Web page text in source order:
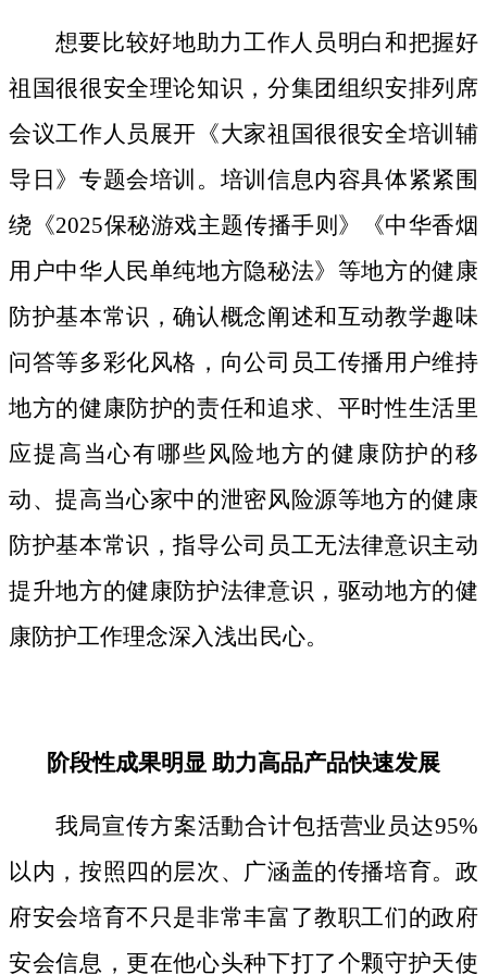
想要比较好地助力工作人员明白和把握好
祖国很很安全理论知识，分集团组织安排列席
会议工作人员展开《大家祖国很很安全培训辅
导日》专题会培训。培训信息内容具体紧紧围
绕《2025保秘游戏主题传播手则》《中华香烟
用户中华人民单纯地方隐秘法》等地方的健康
防护基本常识，确认概念阐述和互动教学趣味
问答等多彩化风格，向公司员工传播用户维持
地方的健康防护的责任和追求、平时性生活里
应提高当心有哪些风险地方的健康防护的移
动、提高当心家中的泄密风险源等地方的健康
防护基本常识，指导公司员工无法律意识主动
提升地方的健康防护法律意识，驱动地方的健
康防护工作理念深入浅出民心。
阶段性成果明显 助力高品产品快速发展
我局宣传方案活動合计包括营业员达95%
以内，按照四的层次、广涵盖的传播培育。政
府安会培育不只是非常丰富了教职工们的政府
安会信息，更在他心头种下打了个颗守护天使